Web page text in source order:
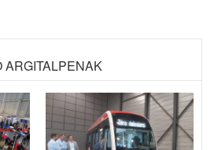
ARGITALPENAK